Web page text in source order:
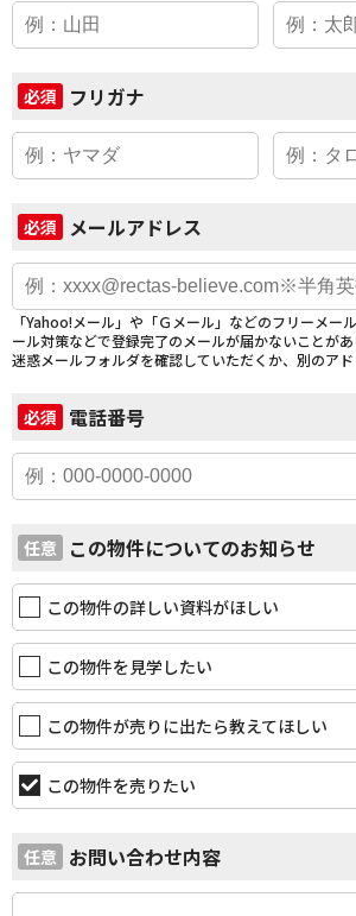
必須 フリガナ
必須 メールアドレス
「Yahoo!メール」や「Ｇメール」などのフリーメー
ール対策などで登録完了のメールが届かないことがあ
迷惑メールフォルダを確認していただくか、別のアド
必須 電話番号
任意 この物件についてのお知らせ
この物件の詳しい資料がほしい
この物件を見学したい
この物件が売りに出たら教えてほしい
この物件を売りたい
任意 お問い合わせ内容